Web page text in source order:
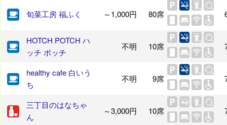
旬菜工房 福ふく ～1,000円 80席
HOTCH POTCH ハ
ッチ ポッチ
不明 10席
healthy cafe 白いう
ち
不明 9席
三丁目のはなちゃ
ん
～3,000円 10席